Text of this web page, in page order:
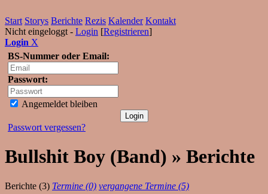
Start Storys Berichte Rezis Kalender Kontakt
Nicht eingeloggt - Login [Registrieren]
Login X
BS-Nummer oder Email:
Passwort:
Angemeldet bleiben
Passwort vergessen?
Bullshit Boy (Band) » Berichte
Berichte (3) Termine (0) vergangene Termine (5)